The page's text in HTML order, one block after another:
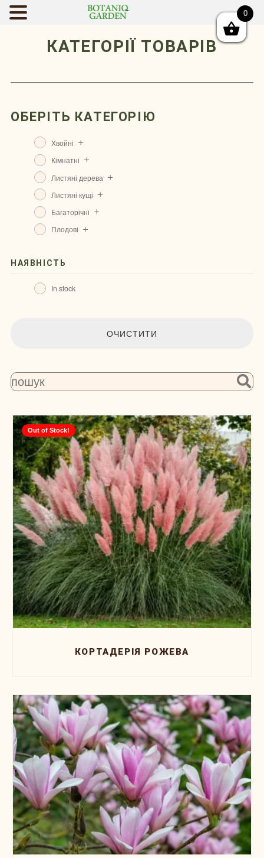
КАТЕГОРІЇ ТОВАРІВ
ОБЕРІТЬ КАТЕГОРІЮ
Хвойні
Кімнатні
Листяні дерева
Листяні кущі
Багаторічні
Плодові
НАЯВНІСТЬ
In stock
ОЧИСТИТИ
Out of Stock!
КОРТАДЕРІЯ РОЖЕВА
0